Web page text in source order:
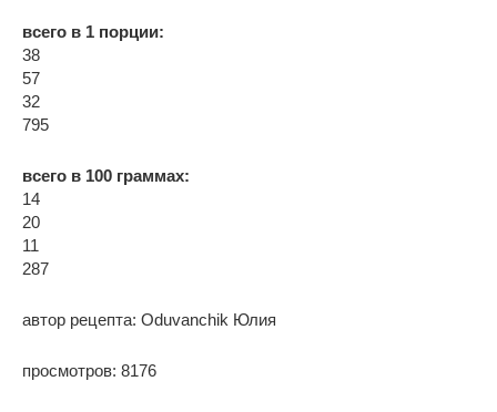
всего в 1 порции:
38
57
32
795
всего в 100 граммах:
14
20
11
287
автор рецепта: Oduvanchik Юлия
просмотров: 8176